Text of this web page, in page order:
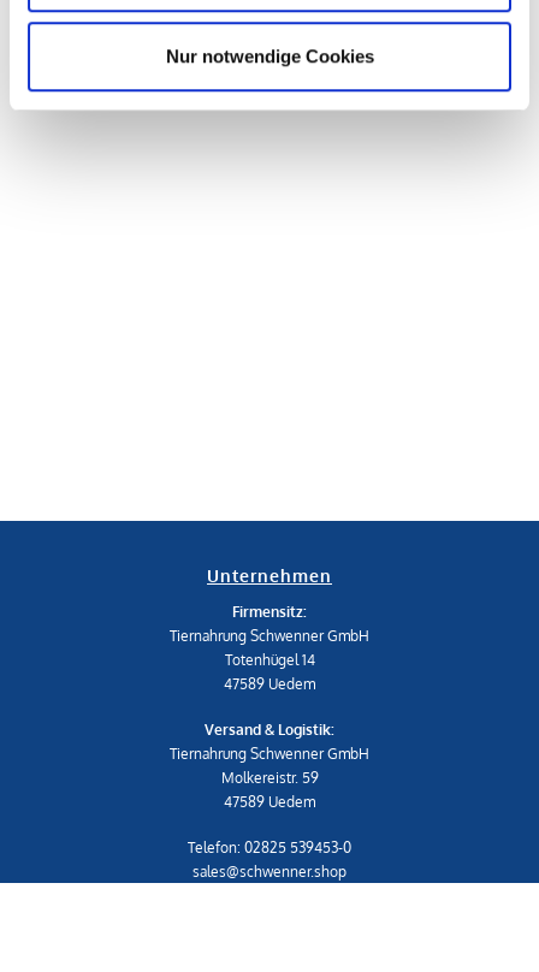
Nur notwendige Cookies
ALLE IN DEN WARENKORB
Unternehmen
Firmensitz:
Tiernahrung Schwenner GmbH
Totenhügel 14
47589 Uedem
Versand & Logistik:
Tiernahrung Schwenner GmbH
Molkereistr. 59
47589 Uedem
Telefon: 02825 539453-0
sales@schwenner.shop